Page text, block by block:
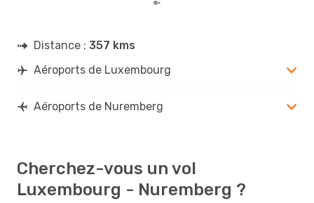
Distance : 357 kms
Aéroports de Luxembourg
Aéroports de Nuremberg
Cherchez-vous un vol
Luxembourg - Nuremberg ?